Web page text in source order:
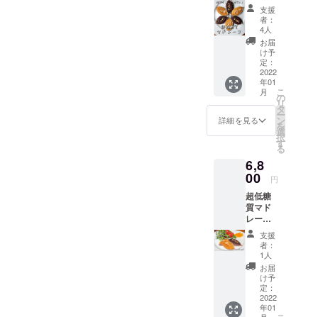
【糖類
ゼロ♪糖
質0.2】
超低糖
質マド
レーヌ♪
◆8個入
り×2種
各4個ず
つ(メイ
プル・
ココ
ア)◆ を
いたし
ます。
※発送
は、ヤ
マト便
コンパ
クトに
て発送
いたし
ます。
※お手元
に届い
てから
冷蔵保
支援
者：
4人
お届
け予
定：
2022
年01
月
詳細を見る
こ
の
リ
タ
ー
ン
を
選
択
す
る
6,8
00 円
超低糖
質マド
レーヌ
【糖類
ゼロ♪糖
質0.2】
超低糖
質マド
レーヌ♪
◆8個入
り×2種
支援
者：
1人
お届
け予
定：
2022
年01